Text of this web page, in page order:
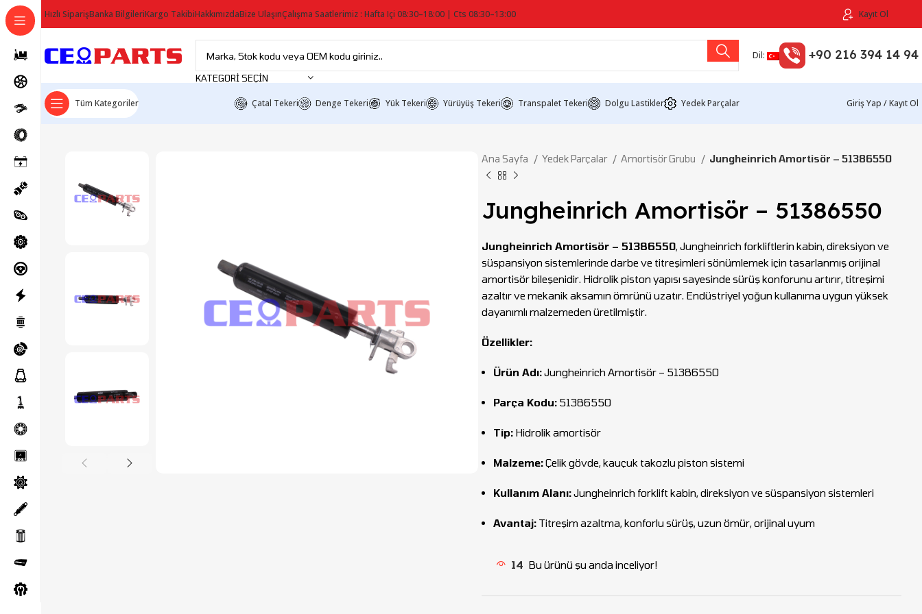
Hızlı SiparişBanka BilgileriKargo TakibiHakkımızdaBize UlaşınÇalışma Saatlerimiz : Hafta Içi 08:30–18:00 | Cts 08:30–13:00 Kayıt Ol
KATEGORI SEÇIN
Dil: +90 216 394 14 94
Tüm Kategoriler Çatal Tekeri Denge Tekeri Yük Tekeri Yürüyüş Tekeri Transpalet Tekeri Dolgu Lastikler Yedek Parçalar Giriş Yap / Kayıt Ol
Ana Sayfa Yedek Parçalar Amortisör Grubu Jungheinrich Amortisör – 51386550
Jungheinrich Amortisör – 51386550
Jungheinrich Amortisör – 51386550, Jungheinrich forkliftlerin kabin, direksiyon ve
süspansiyon sistemlerinde darbe ve titreşimleri sönümlemek için tasarlanmış orijinal
amortisör bileşenidir. Hidrolik piston yapısı sayesinde sürüş konforunu artırır, titreşimi
azaltır ve mekanik aksamın ömrünü uzatır. Endüstriyel yoğun kullanıma uygun yüksek
dayanımlı malzemeden üretilmiştir.
Özellikler:
Ürün Adı:Jungheinrich Amortisör – 51386550
Parça Kodu: 51386550
Tip: Hidrolik amortisör
Malzeme:Çelik gövde, kauçuk takozlu piston sistemi
Kullanım Alanı:Jungheinrich forklift kabin, direksiyon ve süspansiyon sistemleri
Avantaj: Titreşim azaltma, konforlu sürüş, uzun ömür, orijinal uyum
14 Bu ürünü şu anda inceliyor!